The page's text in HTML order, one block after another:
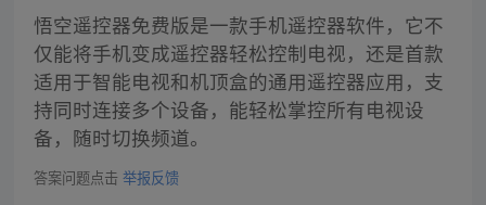
悟空遥控器免费版是一款手机遥控器软件，它不
仅能将手机变成遥控器轻松控制电视，还是首款
适用于智能电视和机顶盒的通用遥控器应用，支
持同时连接多个设备，能轻松掌控所有电视设
备，随时切换频道。
答案问题点击 举报反馈